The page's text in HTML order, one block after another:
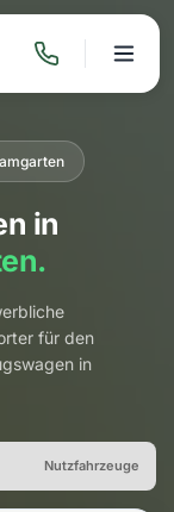
in
für den
in
Nutzfahrzeuge